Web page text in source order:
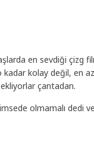
en sevdiği çizg
kolay değil, en
çantadan.
olmamalı dedi ve